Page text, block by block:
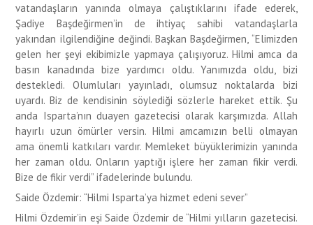
vatandaşların yanında olmaya çalıştıklarını ifade ederek,
Şadiye Başdeğirmen’in de ihtiyaç sahibi vatandaşlarla
yakından ilgilendiğine değindi. Başkan Başdeğirmen, “Elimizden
gelen her şeyi ekibimizle yapmaya çalışıyoruz. Hilmi amca da
basın kanadında bize yardımcı oldu. Yanımızda oldu, bizi
destekledi. Olumluları yayınladı, olumsuz noktalarda bizi
uyardı. Biz de kendisinin söylediği sözlerle hareket ettik. Şu
anda Isparta’nın duayen gazetecisi olarak karşımızda. Allah
hayırlı uzun ömürler versin. Hilmi amcamızın belli olmayan
ama önemli katkıları vardır. Memleket büyüklerimizin yanında
her zaman oldu. Onların yaptığı işlere her zaman fikir verdi.
Bize de fikir verdi” ifadelerinde bulundu.
Saide Özdemir: “Hilmi Isparta’ya hizmet edeni sever”
Hilmi Özdemir’in eşi Saide Özdemir de “Hilmi yılların gazetecisi.